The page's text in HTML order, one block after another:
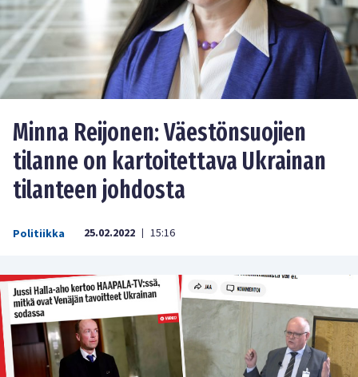
Minna Reijonen: Väestönsuojien
tilanne on kartoitettava Ukrainan
tilanteen johdosta
Politiikka 25.02.2022 | 15:16